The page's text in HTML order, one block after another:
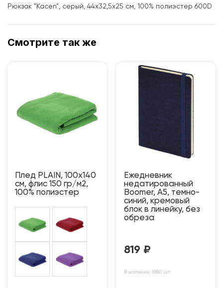
Рюкзак "Kacen", серый, 44x32,5x25 см, 100% полиэстер 600D
Смотрите так же
Плед PLAIN, 100х140
см, флис 150 гр/м2,
100% полиэстер
Ежедневник
недатированный
Boomer, А5, темно-
синий, кремовый
блок в линейку, без
обреза
819 ₽
В наличии: 1880 шт